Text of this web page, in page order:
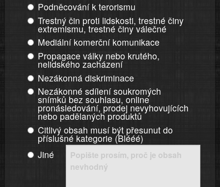
Podněcování k terorismu
Trestný čin proti lidskosti, trestné činy
extremismu, trestné činy válečné
Mediální komerční komunikace
Propagace války nebo krutého,
nelidského zacházení
Nezákonná diskriminace
Nezákonné sdílení soukromých
snímků bez souhlasu, online
pronásledování, prodej nevyhovujících
nebo padělaných produktů
Citlivý obsah musí být přesunut do
příslušné kategorie (Blééé)
Jiné